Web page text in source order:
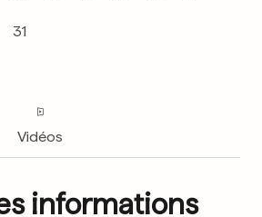
31
Vidéos
informations